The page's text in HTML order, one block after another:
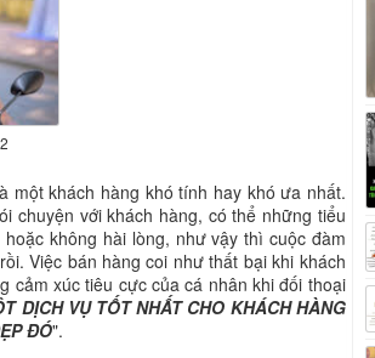
một khách hàng khó tính hay khó ưa nhất.
chuyện với khách hàng, có thể những tiểu
không hài lòng, như vậy thì cuộc đàm
Việc bán hàng coi như thất bại khi khách
cảm xúc tiêu cực của cá nhân khi đối thoại
DỊCH VỤ TỐT NHẤT CHO KHÁCH HÀNG
ĐÓ".